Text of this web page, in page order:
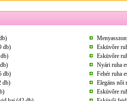
db)
Esküvőre
Esküvőre
Nyári ruha
db)
Fehér ruha
db)
Elegáns női
Esküvőre